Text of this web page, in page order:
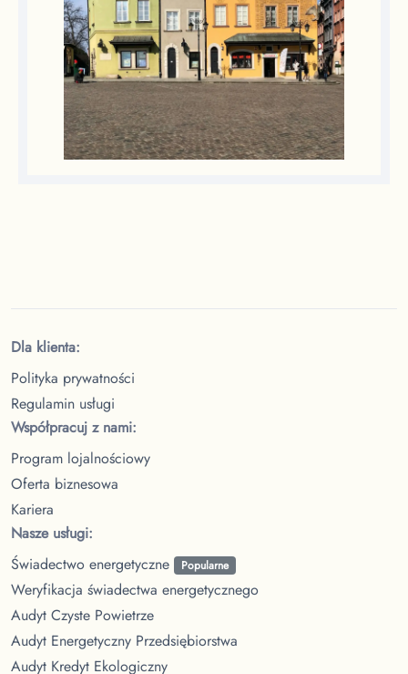
Dla klienta:
Polityka prywatności
Regulamin usługi
Współpracuj z nami:
Program lojalnościowy
Oferta biznesowa
Kariera
Nasze usługi:
Świadectwo energetyczne
Popularne
Weryfikacja świadectwa energetycznego
Audyt Czyste Powietrze
Audyt Energetyczny Przedsiębiorstwa
Audyt Kredyt Ekologiczny